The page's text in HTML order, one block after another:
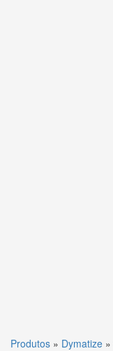
Produtos » Dymatize »